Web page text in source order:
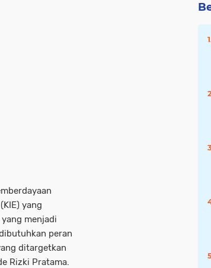
yang
menjadi
peran
ditargetkan
Rizki Pratama.